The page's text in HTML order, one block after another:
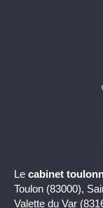
Le cabinet
Toulon (83000),
Valette du Var